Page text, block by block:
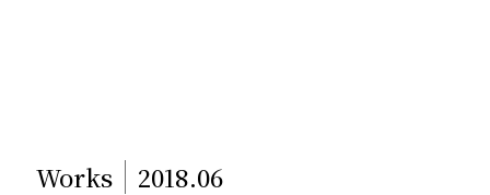
Works 2018.06